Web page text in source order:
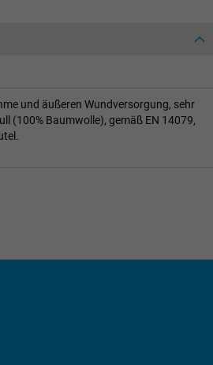
und äußeren Wundversorgung, sehr
(100% Baumwolle), gemäß EN 14079,